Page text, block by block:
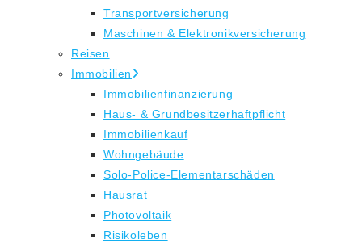
Transportversicherung
Maschinen & Elektronikversicherung
Reisen
Immobilien
Immobilienfinanzierung
Haus- & Grundbesitzerhaftpflicht
Immobilienkauf
Wohngebäude
Solo-Police-Elementarschäden
Hausrat
Photovoltaik
Risikoleben